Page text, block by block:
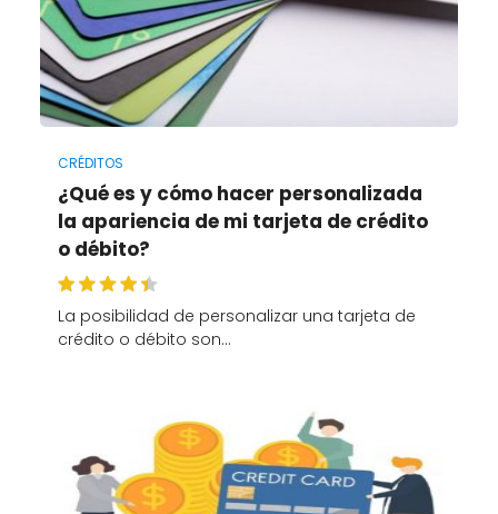
CRÉDITOS
¿Qué es y cómo hacer personalizada
la apariencia de mi tarjeta de crédito
o débito?
La posibilidad de personalizar una tarjeta de
crédito o débito son…